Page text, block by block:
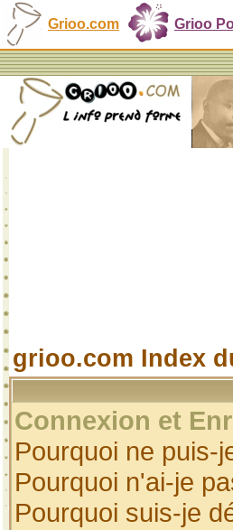
Grioo.com Grioo
grioo.com Index
Connexion et
Pourquoi ne puis-
Pourquoi n'ai-je
Pourquoi suis-je